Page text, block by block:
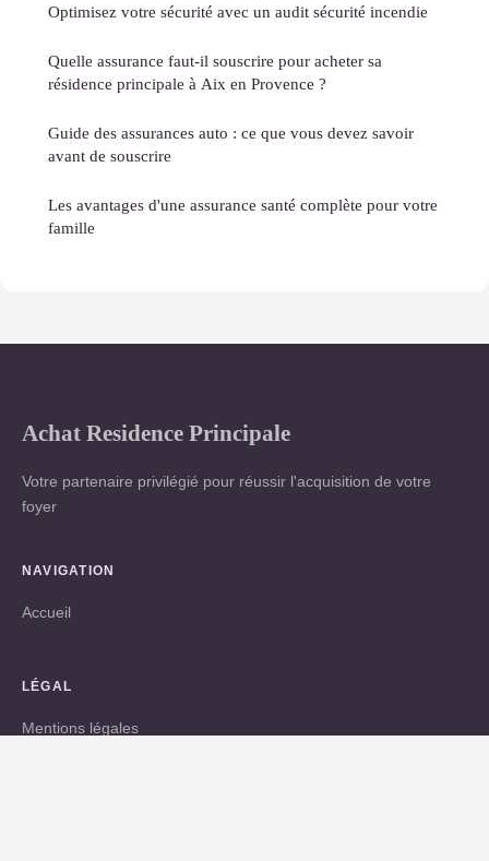
Optimisez votre sécurité avec un audit sécurité incendie
Quelle assurance faut-il souscrire pour acheter sa
résidence principale à Aix en Provence ?
Guide des assurances auto : ce que vous devez savoir
avant de souscrire
Les avantages d'une assurance santé complète pour votre
famille
Achat Residence Principale
Votre partenaire privilégié pour réussir l'acquisition de votre
foyer
NAVIGATION
Accueil
LÉGAL
Mentions légales